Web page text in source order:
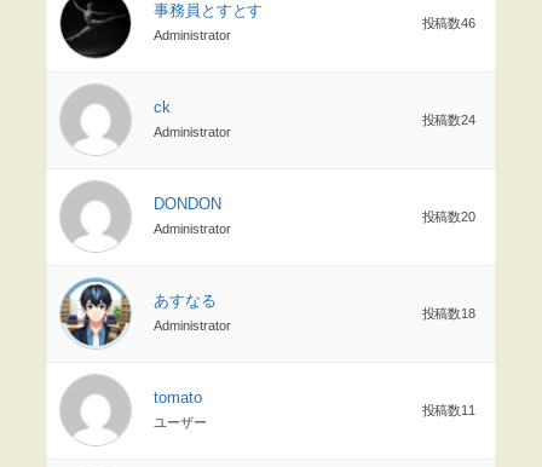
事務員とすとす
Administrator
投稿数46
ck
Administrator
投稿数24
DONDON
Administrator
投稿数20
あすなる
Administrator
投稿数18
tomato
ユーザー
投稿数11